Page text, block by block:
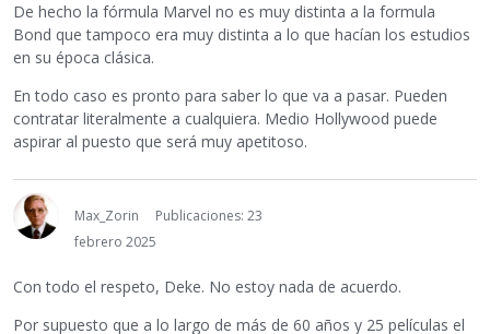
De hecho la fórmula Marvel no es muy distinta a la formula
Bond que tampoco era muy distinta a lo que hacían los estudios
en su época clásica.
En todo caso es pronto para saber lo que va a pasar. Pueden
contratar literalmente a cualquiera. Medio Hollywood puede
aspirar al puesto que será muy apetitoso.
Max_Zorin
Publicaciones: 23
febrero 2025
Con todo el respeto, Deke. No estoy nada de acuerdo.
Por supuesto que a lo largo de más de 60 años y 25 películas el